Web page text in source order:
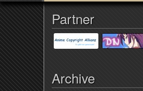
Partner
Archive